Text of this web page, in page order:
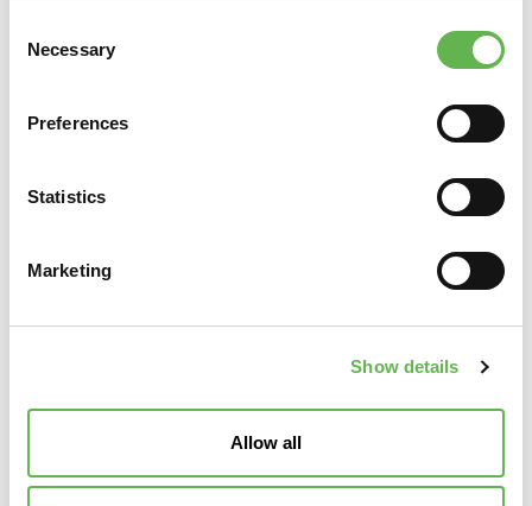
Selection
Necessary
Preferences
Statistics
Marketing
Show details
Allow all
personali
Unindustria Servizi & Formazione Treviso
Pordenone